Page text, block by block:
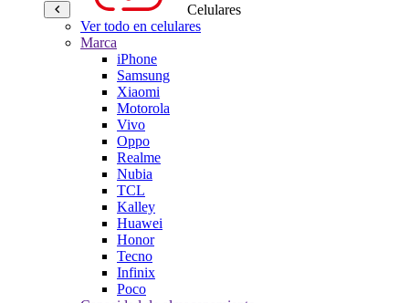
Celulares
Ver todo en celulares
Marca
iPhone
Samsung
Xiaomi
Motorola
Vivo
Oppo
Realme
Nubia
TCL
Kalley
Huawei
Honor
Tecno
Infinix
Poco